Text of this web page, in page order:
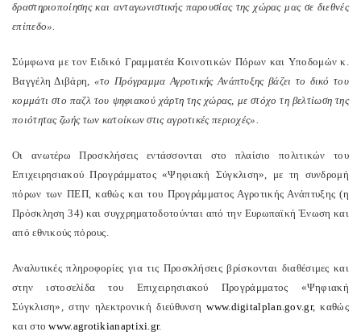
δραστηριοποίησης και ανταγωνιστικής παρουσίας της χώρας μας σε διεθνές
επίπεδο».
Σύμφωνα με τον Ειδικό Γραμματέα Κοινοτικών Πόρων και Υποδομών κ.
Βαγγέλη Διβάρη, «το Πρόγραμμα Αγροτικής Ανάπτυξης βάζει το δικό του
κομμάτι στο παζλ του ψηφιακού χάρτη της χώρας, με στόχο τη βελτίωση της
ποιότητας ζωής των κατοίκων στις αγροτικές περιοχές».
Οι ανωτέρω Προσκλήσεις εντάσσονται στο πλαίσιο πολιτικών του
Επιχειρησιακού Προγράμματος «Ψηφιακή Σύγκλιση», με τη συνδρομή
πόρων των ΠΕΠ, καθώς και του Προγράμματος Αγροτικής Ανάπτυξης (η
Πρόσκληση 34) και συγχρηματοδοτούνται από την Ευρωπαϊκή Ένωση και
από εθνικούς πόρους.
Αναλυτικές πληροφορίες για τις Προσκλήσεις βρίσκονται διαθέσιμες και
στην ιστοσελίδα του Επιχειρησιακού Προγράμματος «Ψηφιακή
Σύγκλιση», στην ηλεκτρονική διεύθυνσηwww.digitalplan.gov.gr, καθώς
και στοwww.agrotikianaptixi.gr.